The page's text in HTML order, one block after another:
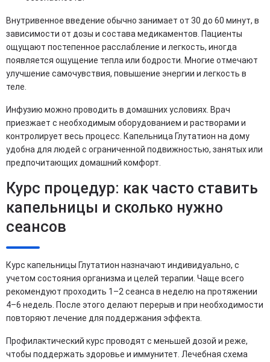
Внутривенное введение обычно занимает от 30 до 60 минут, в
зависимости от дозы и состава медикаментов. Пациенты
ощущают постепенное расслабление и легкость, иногда
появляется ощущение тепла или бодрости. Многие отмечают
улучшение самочувствия, повышение энергии и легкость в
теле.
Инфузию можно проводить в домашних условиях. Врач
приезжает с необходимым оборудованием и растворами и
контролирует весь процесс. Капельница Глутатион на дому
удобна для людей с ограниченной подвижностью, занятых или
предпочитающих домашний комфорт.
Курс процедур: как часто ставить
капельницы и сколько нужно
сеансов
Курс капельницы Глутатион назначают индивидуально, с
учетом состояния организма и целей терапии. Чаще всего
рекомендуют проходить 1–2 сеанса в неделю на протяжении
4–6 недель. После этого делают перерыв и при необходимости
повторяют лечение для поддержания эффекта.
Профилактический курс проводят с меньшей дозой и реже,
чтобы поддержать здоровье и иммунитет. Лечебная схема